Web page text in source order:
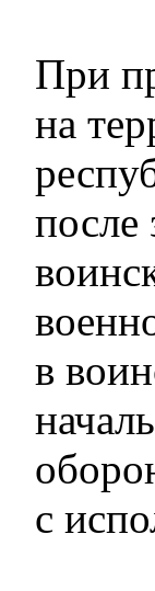
При
на
после
в
с